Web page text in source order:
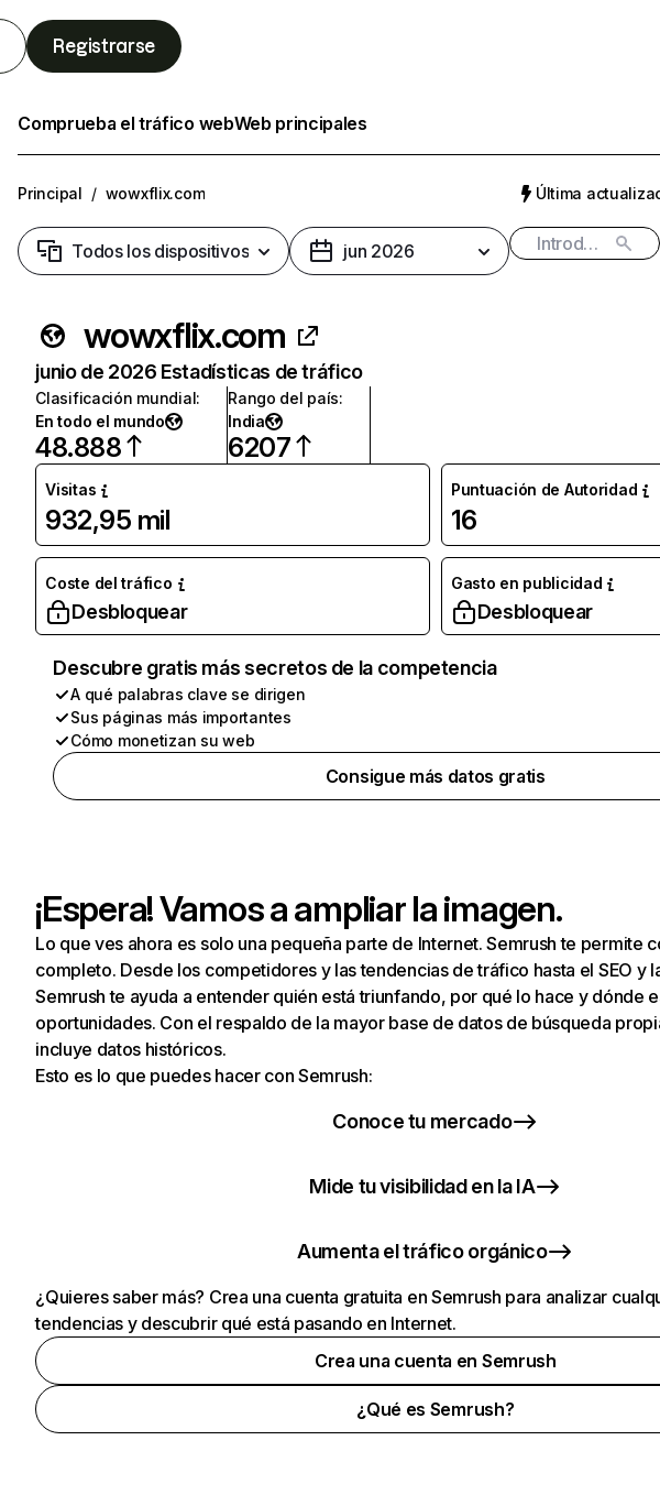
Registrarse
Comprueba el tráfico webWeb principales
Principal / wowxflix.com Última
Todos los dispositivos jun 2026
wowxflix.com
junio de 2026 Estadísticas de tráfico
Clasificación mundial:
En todo el mundo
48.888
Rango del país:
India
6207
Visitas
932,95 mil
Puntuación de Autoridad
16
Coste del tráfico
Desbloquear
Gasto en publicidad
Desbloquear
Descubre gratis más secretos de la competencia
A qué palabras clave se dirigen
Sus páginas más importantes
Cómo monetizan su web
Consigue más datos gratis
¡Espera! Vamos a ampliar la imagen.
Lo que ves ahora es solo una pequeña parte de Internet. Semrush te permite
completo. Desde los competidores y las tendencias de tráfico hasta el SEO y
Semrush te ayuda a entender quién está triunfando, por qué lo hace y dónde
oportunidades. Con el respaldo de la mayor base de datos de búsqueda
incluye datos históricos.
Esto es lo que puedes hacer con Semrush:
Conoce tu mercado
Mide tu visibilidad en la IA
Aumenta el tráfico orgánico
¿Quieres saber más? Crea una cuenta gratuita en Semrush para analizar
tendencias y descubrir qué está pasando en Internet.
Crea una cuenta en Semrush
¿Qué es Semrush?